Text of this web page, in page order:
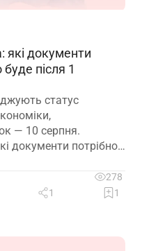
які документи
після 1
статус
— 10 серпня.
документи потрібно
підтвердити
278
1 1